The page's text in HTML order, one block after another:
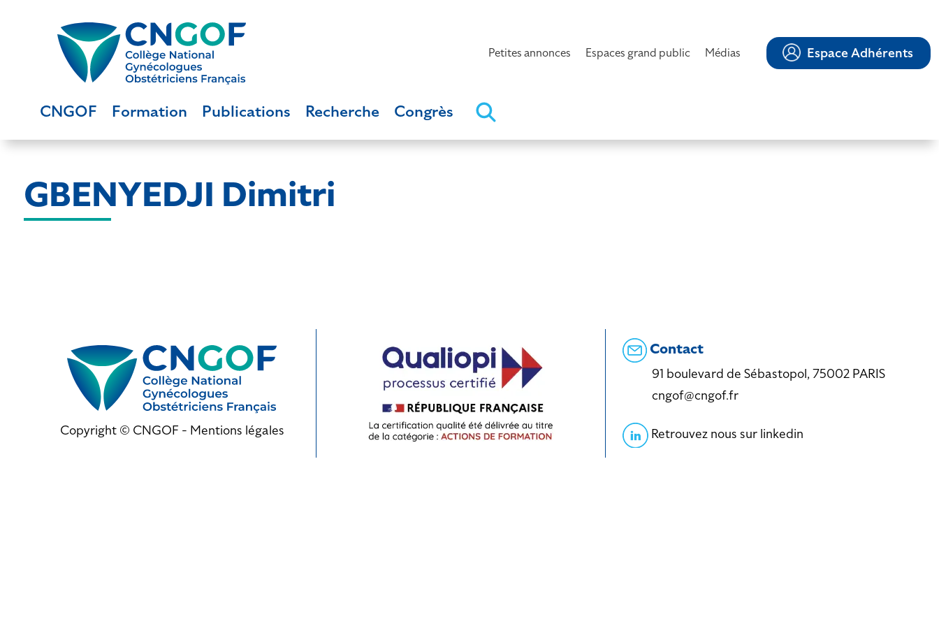
Petites annonces Espaces grand public Médias Espace Adhérents
CNGOF Formation Publications Recherche Congrès
GBENYEDJI Dimitri
Copyright © CNGOF - Mentions légales
Contact
91 boulevard de Sébastopol, 75002 PARIS
cngof@cngof.fr
Retrouvez nous sur linkedin